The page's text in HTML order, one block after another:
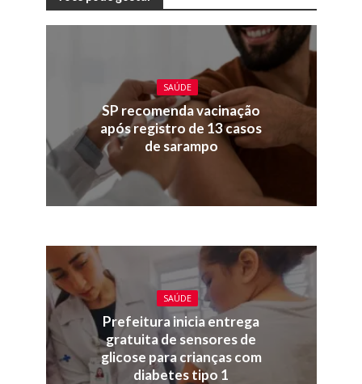
SAÚDE
SP recomenda vacinação
após registro de 13 casos
de sarampo
SAÚDE
Prefeitura inicia entrega
gratuita de sensores de
glicose para crianças com
diabetes tipo 1